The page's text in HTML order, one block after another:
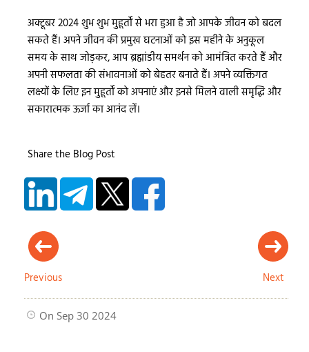
अक्टूबर 2024 शुभ शुभ मुहूर्तों से भरा हुआ है जो आपके जीवन को बदल
सकते हैं। अपने जीवन की प्रमुख घटनाओं को इस महीने के अनुकूल
समय के साथ जोड़कर, आप ब्रह्मांडीय समर्थन को आमंत्रित करते हैं और
अपनी सफलता की संभावनाओं को बेहतर बनाते हैं। अपने व्यक्तिगत
लक्ष्यों के लिए इन मुहूर्तों को अपनाएं और इनसे मिलने वाली समृद्धि और
सकारात्मक ऊर्जा का आनंद लें।
Share the Blog Post
Previous Next
On Sep 30 2024